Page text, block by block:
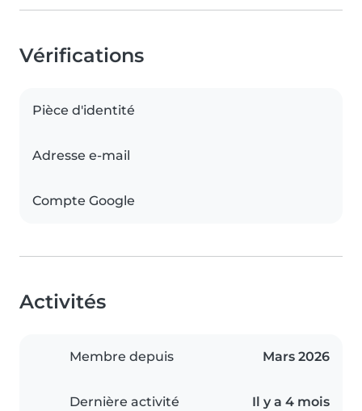
Vérifications
Pièce d'identité
Adresse e-mail
Compte Google
Activités
Membre depuis Mars 2026
Dernière activité Il y a 4 mois